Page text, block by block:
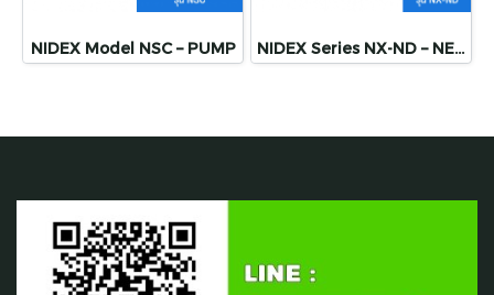
NIDEX Model NSC – PUMP NIDEX Series NX-ND – NEEDLE VALVE